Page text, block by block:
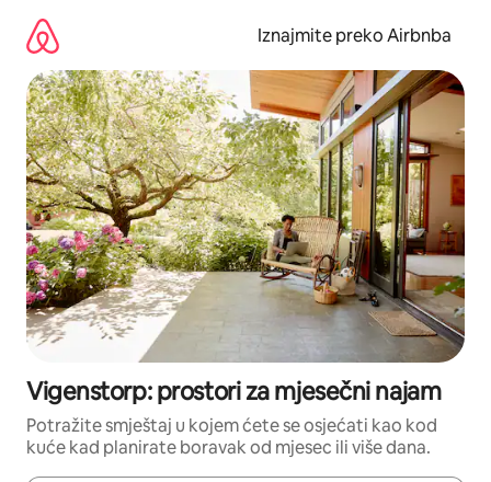
sadržaj
Iznajmite preko Airbnba
Vigenstorp: prostori za mjesečni najam
Potražite smještaj u kojem ćete se osjećati kao kod
kuće kad planirate boravak od mjesec ili više dana.